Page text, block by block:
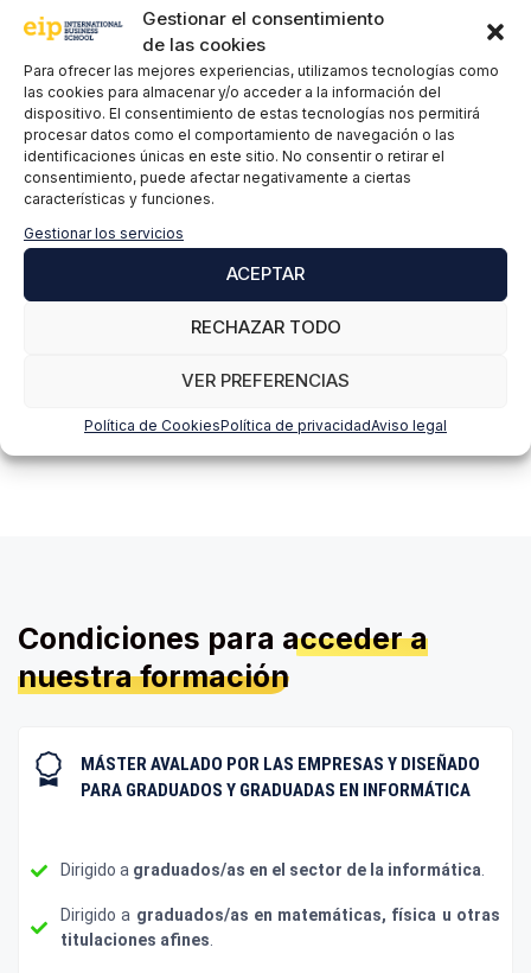
Gestionar el consentimiento
de las cookies
Para ofrecer las mejores experiencias, utilizamos tecnologías como
las cookies para almacenar y/o acceder a la información del
dispositivo. El consentimiento de estas tecnologías nos permitirá
procesar datos como el comportamiento de navegación o las
identificaciones únicas en este sitio. No consentir o retirar el
consentimiento, puede afectar negativamente a ciertas
características y funciones.
Gestionar los servicios
ACEPTAR
RECHAZAR TODO
VER PREFERENCIAS
Política de CookiesPolítica de privacidadAviso legal
Su aplicabilidad se extiende a sectores como la
educación, las finanzas y el entretenimiento
, donde está
generandoinnovacionessignificativas. Gracias a su
creciente adopcióny su capacidad para mejorar la eficiencia
y la toma de decisiones, la inteligencia artificial es una de las
tecnologías más demandadasen el mercado laboral actual.
Ingeniero/Científico de Machine Learning.
Ingeniero de Deep Learning
Gerente de Proyecto de IA
y muchos más…
Condiciones para acceder a
nuestra formación
MÁSTER AVALADO POR LAS EMPRESAS Y DISEÑADO
PARA GRADUADOS Y GRADUADAS EN INFORMÁTICA
Dirigido a graduados/as en el sector de la informática
Dirigido a graduados/as en matemáticas, física u otras
titulaciones afines